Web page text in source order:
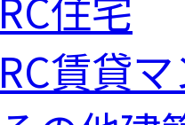
RC賃貸